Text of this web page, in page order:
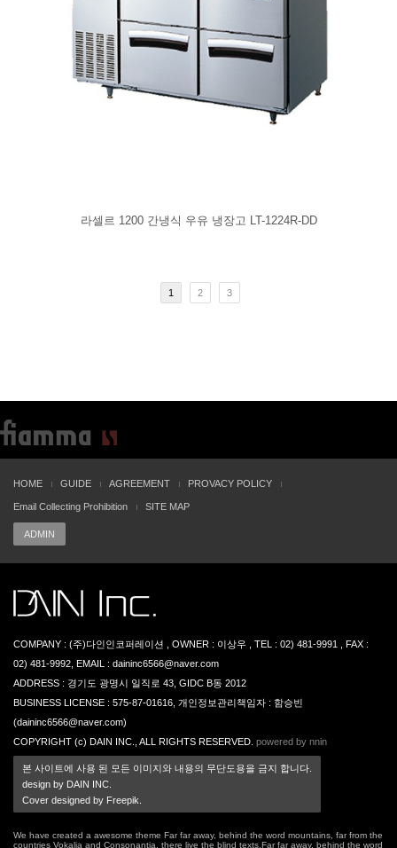
라셀르 1200 간냉식 우유 냉장고 LT-1224R-DD
1 2 3
HOME GUIDE AGREEMENT PROVACY POLICY
Email Collecting Prohibition SITE MAP
ADMIN
COMPANY : (주)다인인코퍼레이션 , OWNER : 이상우 , TEL : 02) 481-9991 , FAX :
02) 481-9992, EMAIL : daininc6566@naver.com
ADDRESS : 경기도 광명시 일직로 43, GIDC B동 2012
BUSINESS LICENSE : 575-87-01616, 개인정보관리책임자 : 함승빈
(daininc6566@naver.com)
COPYRIGHT (c) DAIN INC., ALL RIGHTS RESERVED. powered by nnin
본 사이트에 사용 된 모든 이미지와 내용의 무단도용을 금지 합니다.
design by DAIN INC.
Cover designed by Freepik.
We have created a awesome theme Far far away, behind the word mountains, far from the
countries Vokalia and Consonantia, there live the blind texts.Far far away, behind the word